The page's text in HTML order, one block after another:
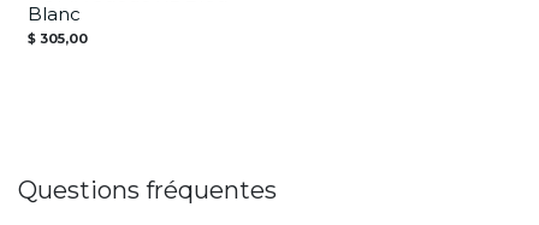
Blanc
$ 305,00
Questions fréquentes